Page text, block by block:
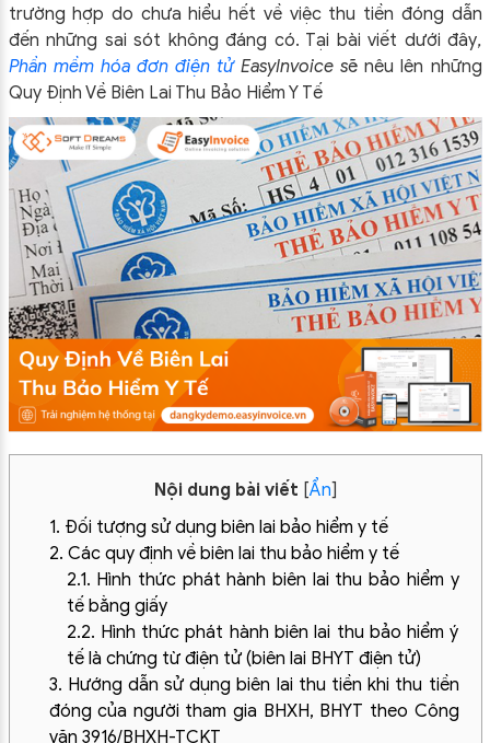
trường hợp do chưa hiểu hết về việc thu tiền đóng dẫn
đến những sai sót không đáng có. Tại bài viết dưới đây,
Phần mềm hóa đơn điện tửEasyInvoice sẽ nêu lên những
Quy Định Về Biên Lai Thu Bảo Hiểm Y Tế
Nội dung bài viết [Ẩn]
1. Đối tượng sử dụng biên lai bảo hiểm y tế
2. Các quy định về biên lai thu bảo hiểm y tế
2.1. Hình thức phát hành biên lai thu bảo hiểm y
tế bằng giấy
2.2. Hình thức phát hành biên lai thu bảo hiểm ý
tế là chứng từ điện tử (biên lai BHYT điện tử)
3. Hướng dẫn sử dụng biên lai thu tiền khi thu tiền
đóng của người tham gia BHXH, BHYT theo Công
văn 3916/BHXH-TCKT